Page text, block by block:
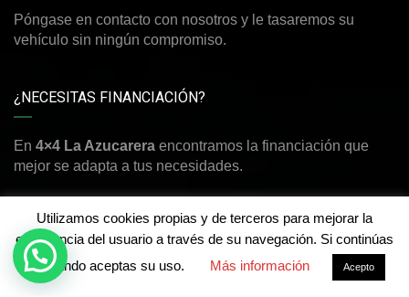
Póngase en contacto con nosotros y le tasaremos su
vehículo sin ningún compromiso.
¿NECESITAS FINANCIACIÓN?
En 4×4 La Azucarera encontramos la financiación que
mejor se adapta a tus necesidades.
©Derechos de autor20264x4 La Azucarera
Utilizamos cookies propias y de terceros para mejorar la
experiencia del usuario a través de su navegación. Si continúas
navegando aceptas su uso.
Más información Acepto